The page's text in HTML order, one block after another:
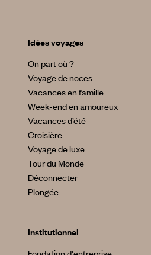
Idées voyages
On part où ?
Voyage de noces
Vacances en famille
Week-end en amoureux
Vacances d’été
Croisière
Voyage de luxe
Tour du Monde
Déconnecter
Plongée
Institutionnel